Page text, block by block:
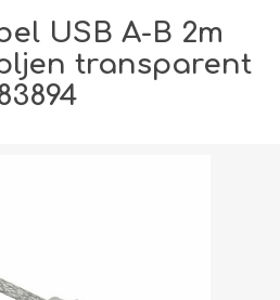
USB A-B 2m
transparent